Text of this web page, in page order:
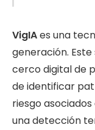
VigIAes una
generación.
cerco digital de
de identificar
riesgo
una detección